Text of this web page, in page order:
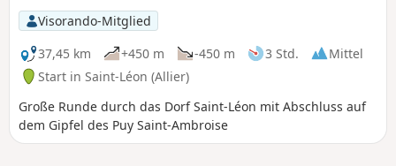
Visorando-Mitglied
37,45 km
+450 m -450 m 3 Std.
Mittel
Start in Saint-Léon (Allier)
Große Runde durch das Dorf Saint-Léon mit Abschluss auf
dem Gipfel des Puy Saint-Ambroise